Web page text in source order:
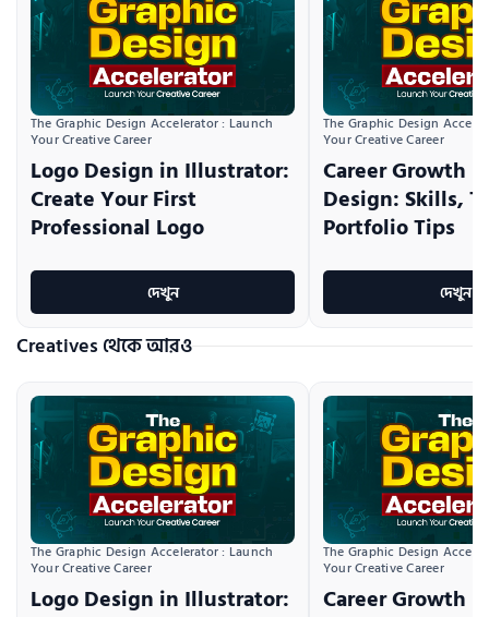
The Graphic Design Accelerator : Launch
Your Creative Career
Logo Design in Illustrator:
Create Your First
Professional Logo
দেখুন
The Graphic Design
Your Creative Career
Career Growth
Design: Skills,
Portfolio Tips
দেখুন
Creatives থেকে আরও
The Graphic Design Accelerator : Launch
Your Creative Career
Logo Design in Illustrator:
The Graphic Design
Your Creative Career
Career Growth